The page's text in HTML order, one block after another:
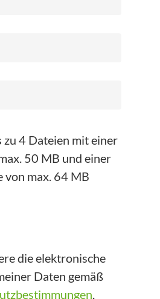
zu 4 Dateien mit einer
50 MB und einer
von max. 64 MB
die elektronische
Daten gemäß
.